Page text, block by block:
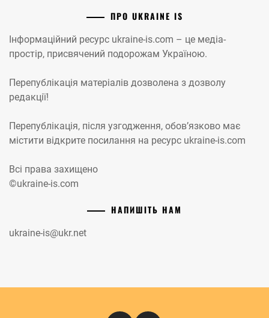
ПРО UKRAINE IS
Інформаційний ресурс ukraine-is.com – це медіа-
простір, присвячений подорожам Україною.
Перепублікація матеріалів дозволена з дозволу
редакції!
Перепублікація, після узгодження, обов’язково має
містити відкрите посилання на ресурс ukraine-is.com
Всі права захищено
©ukraine-is.com
НАПИШІТЬ НАМ
ukraine-is@ukr.net